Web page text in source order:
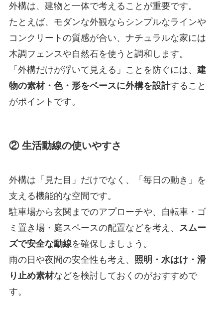
外構は、建物と一体で考えることが重要です。
たとえば、モダンな外観ならシンプルなラインや
コンクリートの質感が合い、ナチュラルな家には
木調フェンスや自然石を使うと調和します。
「外構だけが浮いて見える」ことを防ぐには、 建
物の素材・色・形をベースに外構を設計すること
がポイントです。
② 生活動線の使いやすさ
外構は「見た目」だけでなく、「毎日の動き」を
支える機能的な空間です。
駐車場から玄関までのアプローチや、自転車・ゴ
ミ置き場・庭スペースの配置などを考え、 スムー
ズで安全な動線を確保しましょう。
雨の日や夜間の安全性も考え、 照明・水はけ・滑
り止め素材などを検討しておくのがおすすめで
す。